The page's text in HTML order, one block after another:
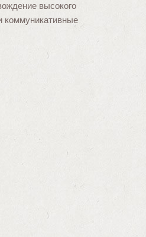
высокого
коммуникативные